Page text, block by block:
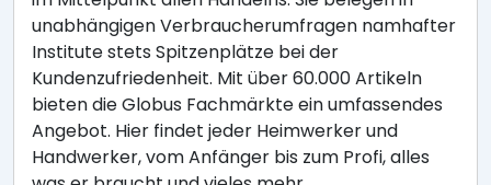
unabhängigen Verbraucherumfragen namhafter
Institute stets Spitzenplätze bei der
Kundenzufriedenheit. Mit über 60.000 Artikeln
bieten die Globus Fachmärkte ein umfassendes
Angebot. Hier findet jeder Heimwerker und
Handwerker, vom Anfänger bis zum Profi, alles